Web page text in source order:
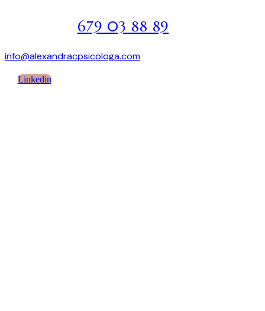
679 03 88 89
info@alexandracpsicologa.com
Linkedin